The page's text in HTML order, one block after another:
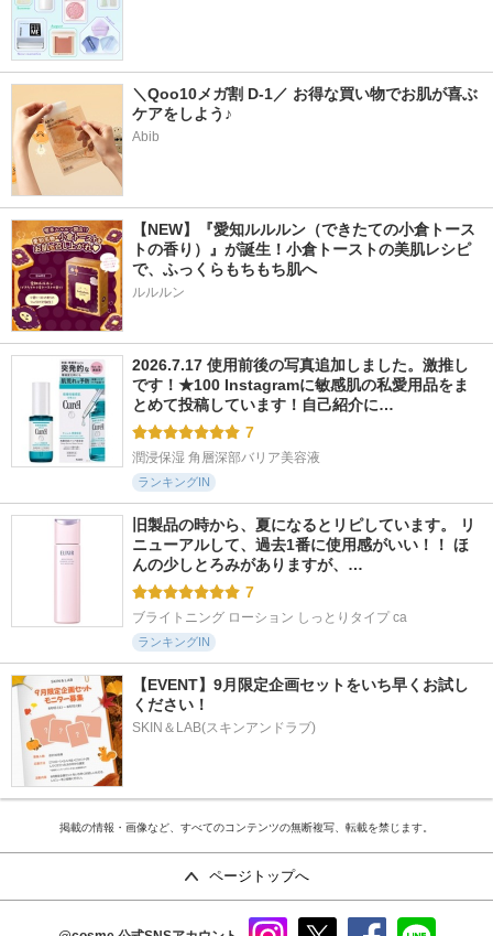
＼Qoo10メガ割 D-1／ お得な買い物でお肌が喜ぶ
ケアをしよう♪
Abib
【NEW】『愛知ルルルン（できたての小倉トース
トの香り）』が誕生！小倉トーストの美肌レシピ
で、ふっくらもちもち肌へ
ルルルン
2026.7.17 使用前後の写真追加しました。激推し
です！★100 Instagramに敏感肌の私愛用品をま
とめて投稿しています！自己紹介に…
7
潤浸保湿 角層深部バリア美容液
ランキングIN
旧製品の時から、夏になるとリピしています。 リ
ニューアルして、過去1番に使用感がいい！！ ほ
んの少しとろみがありますが、…
7
ブライトニング ローション しっとりタイプ ca
ランキングIN
【EVENT】9月限定企画セットをいち早くお試し
ください！
SKIN＆LAB(スキンアンドラブ)
掲載の情報・画像など、すべてのコンテンツの無断複写、転載を禁じます。
ページトップへ